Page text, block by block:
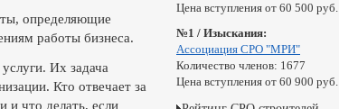
определяющие
работы бизнеса.
Их задача
Кто отвечает за
и что делать, если
Цена вступления от 60 500 руб.
№1 / Изыскания:
Ассоциация СРО "МРИ"
Количество членов: 1677
Цена вступления от 60 900 руб.